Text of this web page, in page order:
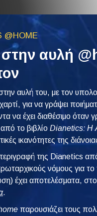
@HOME
αυλή
αυλή του, με τον
χαρτί, για να γράψει
να έχει διαθέσιμο όταν
το βιβλίοDianetics: Η
ικανότητες της
της Dianetics
νόμους για το
έχει αποτελέσματα,
.
παρουσιάζει τους